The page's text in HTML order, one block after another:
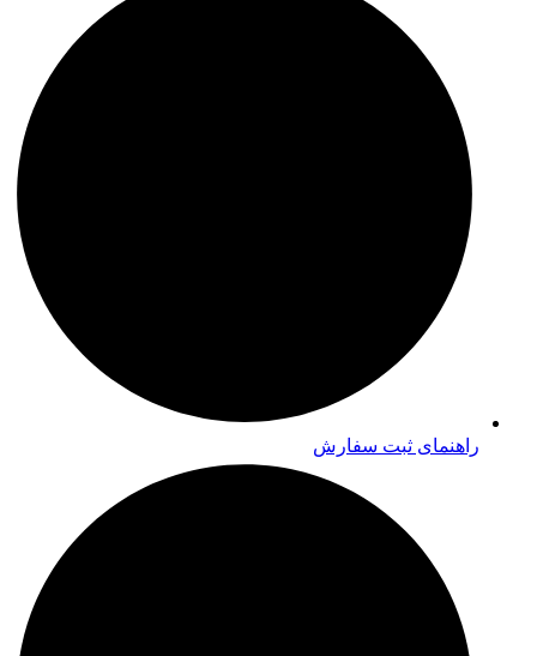
راهنمای ثبت سفارش